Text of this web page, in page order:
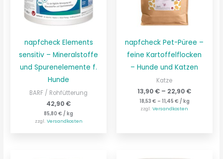
napfcheck Elements
sensitiv – Mineralstoffe
und Spurenelemente f.
Hunde
BARF / Rohfütterung
42,90 €
85,80€ /kg
zzgl. Versandkosten
napfcheck Pet-Püree –
feine Kartoffelflocken
– Hunde und Katzen
Katze
13,90 € – 22,90 €
18,53 € – 11,45 € / kg
zzgl.Versandkosten